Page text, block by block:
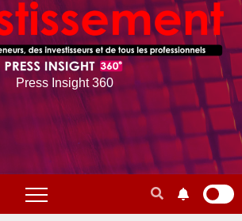
Press Insight 360